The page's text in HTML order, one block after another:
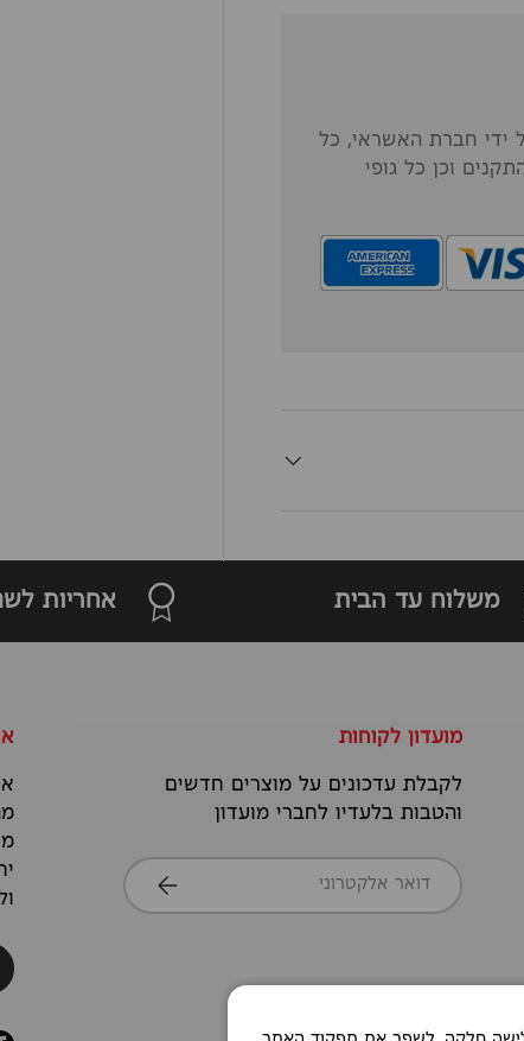
ידי חברת האשראי, כל
וכן כל גופי
משלוח עד הבית אחריות
מועדון לקוחות
לקבלת עדכונים על מוצרים חדשים
והטבות בלעדיו לחברי מועדון
דואר אלקטרוני
הרשמה